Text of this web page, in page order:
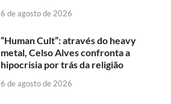
6 de agosto de 2026
“Human Cult”: através do heavy
metal, Celso Alves confronta a
hipocrisia por trás da religião
6 de agosto de 2026